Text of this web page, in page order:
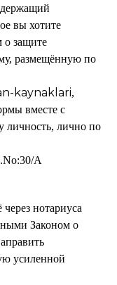
вы хотите
о защите
размещённую по
kaynaklari,
вместе с
личность, лично по
A
нотариуса
Законом о
усиленной